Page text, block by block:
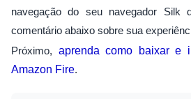
navegação do seu navegador Silk
comentário abaixo sobre sua
Próximo, aprenda como baixar e
Amazon Fire.